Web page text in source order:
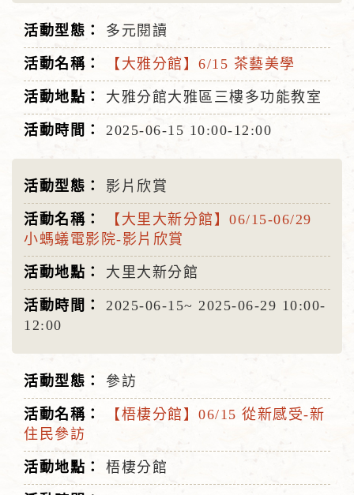
多元閱讀
【大雅分館】6/15 茶藝美學
大雅分館大雅區三樓多功能教室
2025-06-15 10:00-12:00
影片欣賞
【大里大新分館】06/15-06/29
小螞蟻電影院-影片欣賞
大里大新分館
2025-06-15~ 2025-06-29 10:00-
12:00
參訪
【梧棲分館】06/15 從新感受-新
住民參訪
梧棲分館